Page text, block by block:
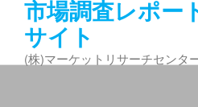
ン
市場調査レポー
サイト
(株)マーケットリサーチセンタ